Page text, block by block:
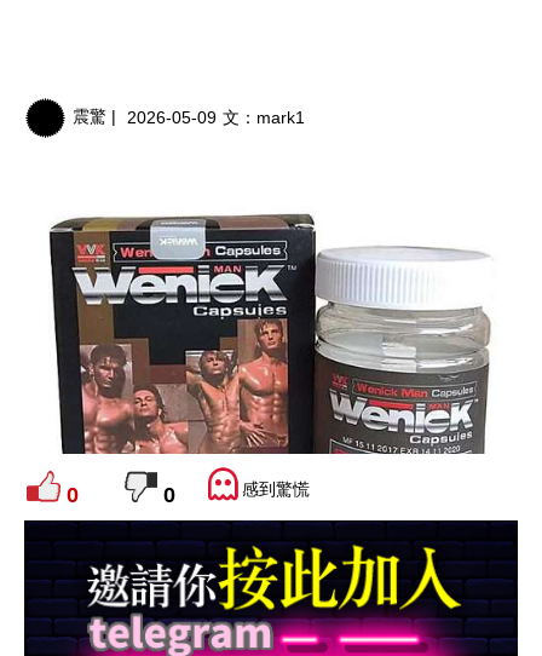
震驚 | 2026-05-09 文： mark1
0 0 感到驚慌